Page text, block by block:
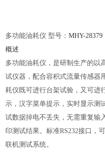
多功能油耗仪 型号：MHY-28379
概述
多功能油耗仪，是研制生产的以
试仪器，配合容积式流量传感器
耗仪既可进行台架试验，又可进
示，汉字菜单提示，实时显示测
试数据掉电不丢失，无需重复输
印测试结果。标准RS232接口，
联机测试系统。